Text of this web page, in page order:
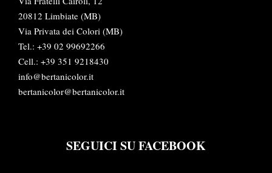
20812 Limbiate (MB)
Via Privata dei Colori (MB)
Tel.: +39 02 99692266
Cell.: +39 351 9218430
info@bertanicolor.it
bertanicolor@bertanicolor.it
SEGUICI SU FACEBOOK